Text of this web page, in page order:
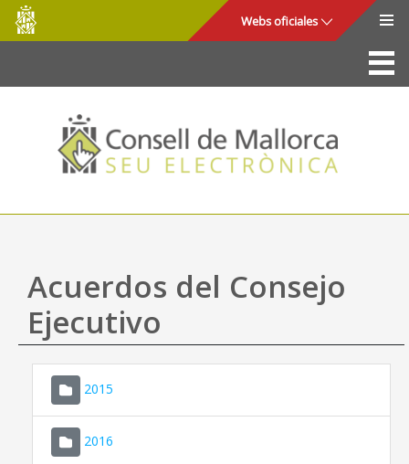
Saltar al contenido principal
Consell
de
Mallorca
Webs oficiales
La Sede
Consejo de Mallorca
Acceso y seguridad
Utilidades
Mapa web
Ayuda
Acuerdos del Consejo
Ejecutivo
2015
2016